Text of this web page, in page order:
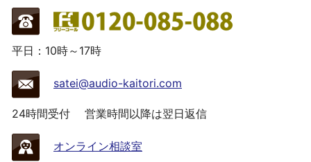
平日：10時～17時
satei@audio-kaitori.com
24時間受付 営業時間以降は翌日返信
オンライン相談室